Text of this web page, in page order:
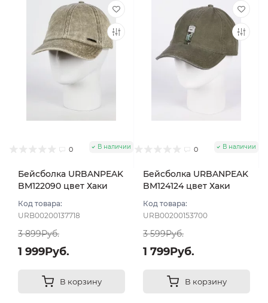
0 В наличии
Бейсболка URBANPEAK
BM122090 цвет Хаки
Код товара:
URB00200137718
3 899Руб.
1 999Руб.
В корзину
0 В наличии
Бейсболка URBANPEAK
BM124124 цвет Хаки
Код товара:
URB00200153700
3 599Руб.
1 799Руб.
В корзину